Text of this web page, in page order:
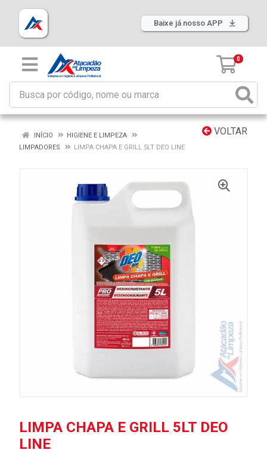
Baixe já nosso APP
0
VOLTAR
INÍCIO
HIGIENE E LIMPEZA
LIMPADORES
LIMPA CHAPA E GRILL 5LT DEO LINE
LIMPA CHAPA E GRILL 5LT DEO
LINE